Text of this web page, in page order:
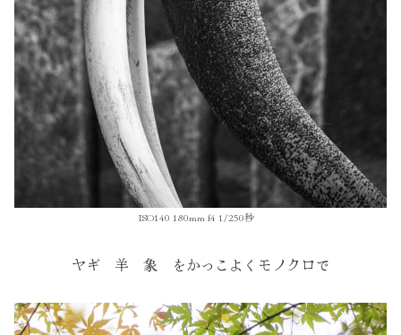
ISO140 180mm f4 1/250秒
ヤギ 羊 象 をかっこよくモノクロで